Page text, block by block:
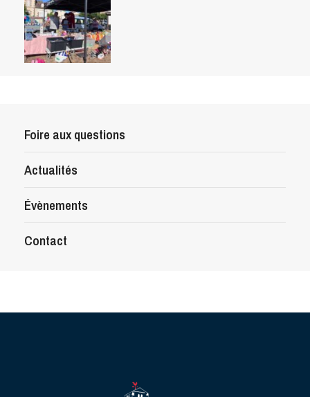
Foire aux questions
Actualités
Évènements
Contact